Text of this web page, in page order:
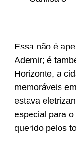
Essa não é
Ademir; é
Horizonte, a
memoráveis
estava
especial para
querido pelos